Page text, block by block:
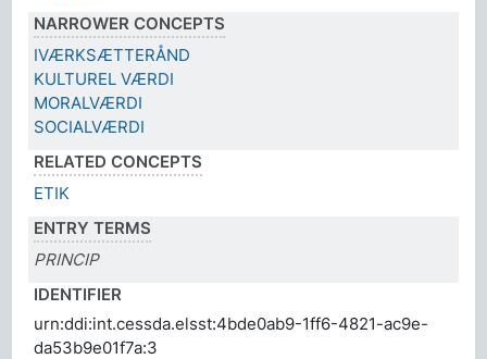
NARROWER CONCEPTS
IVÆRKSÆTTERÅND
KULTUREL VÆRDI
MORALVÆRDI
SOCIALVÆRDI
RELATED CONCEPTS
ETIK
ENTRY TERMS
PRINCIP
IDENTIFIER
urn:ddi:int.cessda.elsst:4bde0ab9-1ff6-4821-ac9e-
da53b9e01f7a:3